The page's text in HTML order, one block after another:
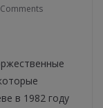
в 1982 году